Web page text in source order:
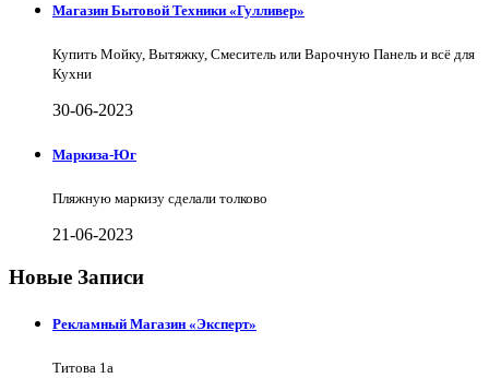
Магазин Бытовой Техники «Гулливер»
Купить Мойку, Вытяжку, Смеситель или Варочную Панель и всё для
Кухни
30-06-2023
Маркиза-Юг
Пляжную маркизу сделали толково
21-06-2023
Новые Записи
Рекламный Магазин «Эксперт»
Титова 1а